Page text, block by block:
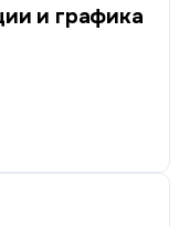
и графика